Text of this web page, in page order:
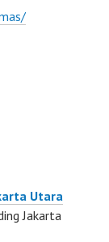
Utara
Jakarta